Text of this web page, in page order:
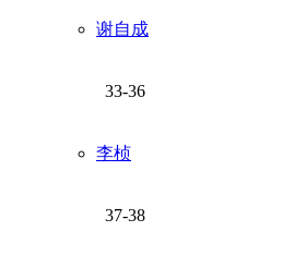
谢自成
33-36
李桢
37-38